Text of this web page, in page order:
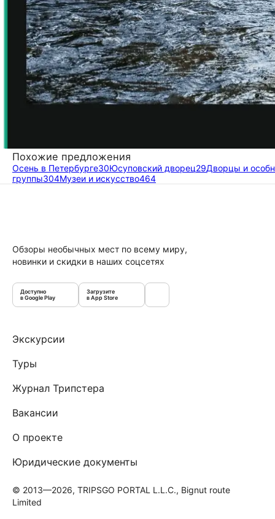
Похожие предложения
Осень в Петербурге30Юсуповский дворец29Дворцы и
группы304Музеи и искусство464
Обзоры необычных мест по всему миру,
новинки и скидки в наших соцсетях
Доступно
в Google Play
Загрузите
в App Store
Экскурсии
Туры
Журнал Трипстера
Вакансии
О проекте
Юридические документы
© 2013—2026, TRIPSGO PORTAL L.L.C., Bignut route
Limited